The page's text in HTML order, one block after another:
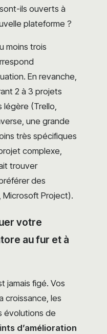
ils ouverts à
plateforme ?
moins trois
En revanche,
2 à 3 projets
légère (Trello,
une grande
très spécifiques
complexe,
trouver
des
Microsoft Project).
votre
au fur et à
jamais figé. Vos
croissance, les
évolutions de
d’amélioration